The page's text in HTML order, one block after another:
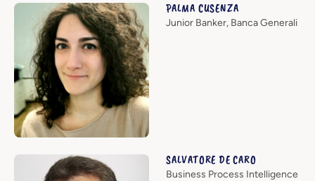
PALMA CUSENZA
Junior Banker, Banca Generali
SALVATORE DE CARO
Business Process Intelligence